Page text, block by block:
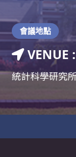
會議地點
VENUE :
統計科學研究